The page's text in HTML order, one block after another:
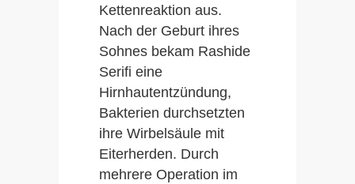
Kettenreaktion aus.
Nach der Geburt ihres
Sohnes bekam Rashide
Serifi eine
Hirnhautentzündung,
Bakterien durchsetzten
ihre Wirbelsäule mit
Eiterherden. Durch
mehrere Operation im